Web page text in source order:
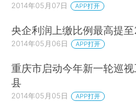
2014年05月07日 APP打开
央企利润上缴比例最高提
2014年05月06日 APP打开
重庆市启动今年新一轮巡
县
2014年05月05日 APP打开